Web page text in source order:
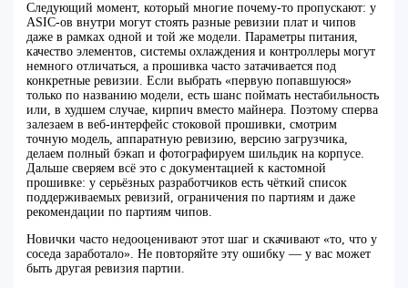
Следующий момент, который многие почему‑то пропускают: у
ASIC‑ов внутри могут стоять разные ревизии плат и чипов
даже в рамках одной и той же модели. Параметры питания,
качество элементов, системы охлаждения и контроллеры могут
немного отличаться, а прошивка часто затачивается под
конкретные ревизии. Если выбрать «первую попавшуюся»
только по названию модели, есть шанс поймать нестабильность
или, в худшем случае, кирпич вместо майнера. Поэтому сперва
залезаем в веб-интерфейс стоковой прошивки, смотрим
точную модель, аппаратную ревизию, версию загрузчика,
делаем полный бэкап и фотографируем шильдик на корпусе.
Дальше сверяем всё это с документацией к кастомной
прошивке: у серьёзных разработчиков есть чёткий список
поддерживаемых ревизий, ограничения по партиям и даже
рекомендации по партиям чипов.
Новички часто недооценивают этот шаг и скачивают «то, что у
соседа заработало». Не повторяйте эту ошибку — у вас может
быть другая ревизия партии.